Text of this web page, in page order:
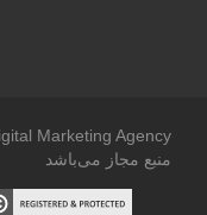
منبع مجاز می‌باشد